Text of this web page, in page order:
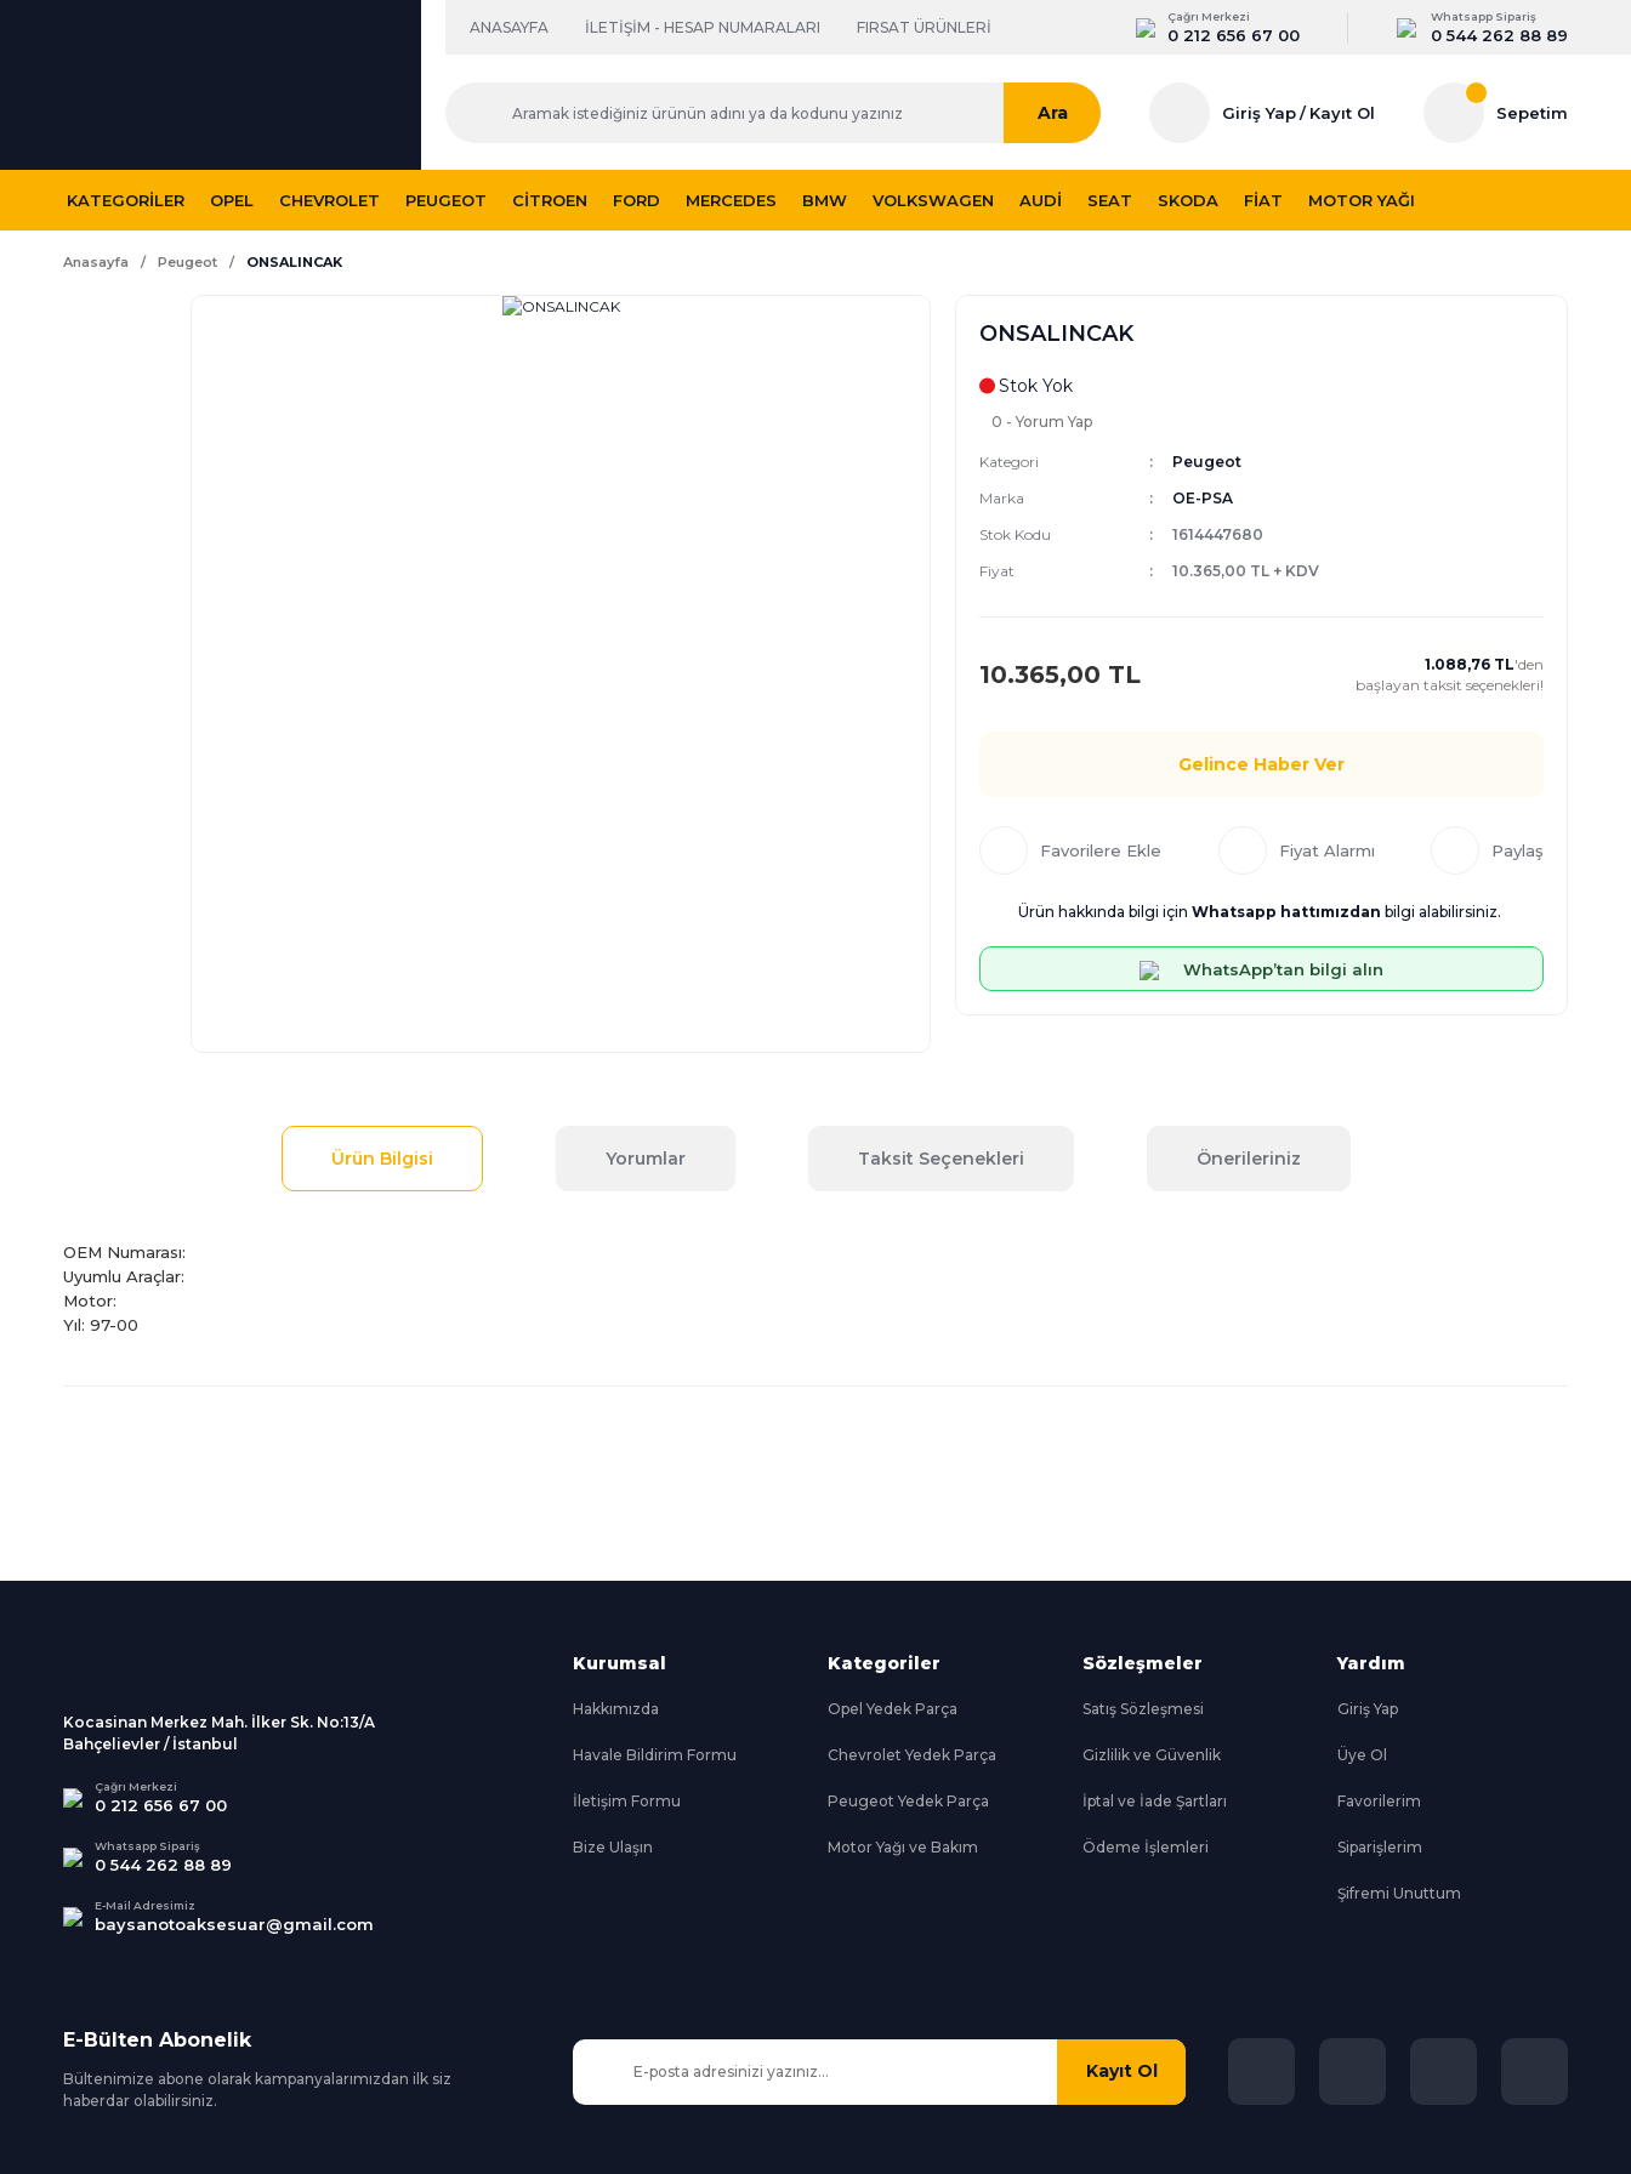
ANASAYFA İLETİŞİM - HESAP NUMARALARI FIRSAT ÜRÜNLERİ
Çağrı Merkezi
0 212 656 67 00
Whatsapp Sipariş
0 544 262 88 89
Ara Giriş Yap/ Kayıt Ol Sepetim
KATEGORILER OPEL CHEVROLET PEUGEOT CITROEN FORD MERCEDES BMW VOLKSWAGEN AUDI SEAT SKODA FIAT MOTOR YAĞI
Anasayfa Peugeot ONSALINCAK
ONSALINCAK
Stok Yok
0 - Yorum Yap
Kategori
Peugeot
Marka
OE-PSA
Stok Kodu
1614447680
Fiyat
10.365,00 TL + KDV
10.365,00 TL 1.088,76 TL'den
başlayan taksit seçenekleri!
Gelince Haber Ver
Fiyat Alarmı Paylaş
Ürün hakkında bilgi için Whatsapp hattımızdan bilgi alabilirsiniz.
WhatsApp’tan bilgi alın
Ürün Bilgisi Yorumlar Taksit Seçenekleri Önerileriniz
OEM Numarası:
Uyumlu Araçlar:
Motor:
Yıl: 97-00
Gönder
Kocasinan Merkez Mah. İlker Sk. No:13/A
Bahçelievler / İstanbul
Çağrı Merkezi
0 212 656 67 00
Whatsapp Sipariş
0 544 262 88 89
E-Mail Adresimiz
baysanotoaksesuar@gmail.com
Kurumsal
Hakkımızda
Havale Bildirim Formu
İletişim Formu
Bize Ulaşın
Kategoriler
Opel Yedek Parça
Chevrolet Yedek Parça
Peugeot Yedek Parça
Motor Yağı ve Bakım
Sözleşmeler
Satış Sözleşmesi
Gizlilik ve Güvenlik
İptal ve İade Şartları
Ödeme İşlemleri
Yardım
Giriş Yap
Üye Ol
Favorilerim
Siparişlerim
Şifremi Unuttum
E-Bülten Abonelik
Bültenimize abone olarak kampanyalarımızdan ilk siz
haberdar olabilirsiniz.
Kayıt Ol